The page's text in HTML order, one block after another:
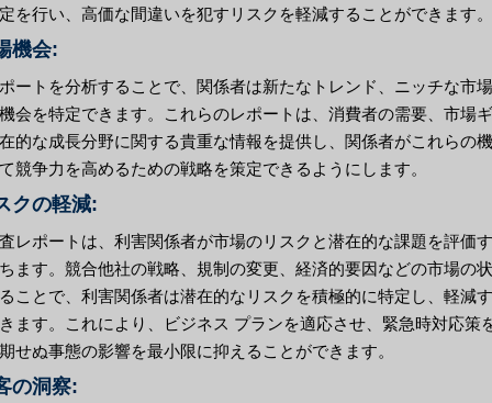
を行い、高価な間違いを犯すリスクを軽減することができます。
機会:
ートを分析することで、関係者は新たなトレンド、ニッチな市
会を特定できます。これらのレポートは、消費者の需要、市場
的な成長分野に関する貴重な情報を提供し、関係者がこれらの
競争力を高めるための戦略を策定できるようにします。
クの軽減:
レポートは、利害関係者が市場のリスクと潜在的な課題を評価
ます。競合他社の戦略、規制の変更、経済的要因などの市場の
ことで、利害関係者は潜在的なリスクを積極的に特定し、軽減
ます。これにより、ビジネス プランを適応させ、緊急時対応策
せぬ事態の影響を最小限に抑えることができます。
の洞察: